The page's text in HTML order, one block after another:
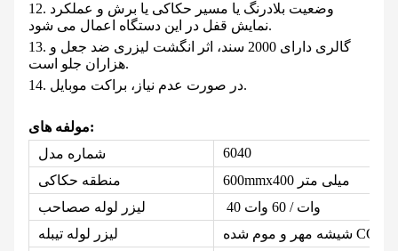
12. وضعیت بلادرنگ یا مسیر حکاکی یا برش و عملکرد
نمایش قفل در این دستگاه اعمال می شود.
13. گالری دارای 2000 سند، اثر انگشت لیزری ضد جعل و
هزاران جلو است.
14. در صورت عدم نیاز، براکت موبایل.
مولفه های:
شماره مدل
6040
منطقه حکاکی
600mmx4
لیزر لوله ص
40 وات / 60 وات
لیزر لوله تی
شیشه مهر و موم شده CO2